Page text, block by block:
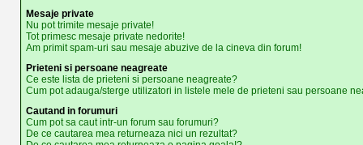
Mesaje private
Nu pot trimite mesaje private!
Tot primesc mesaje private nedorite!
Am primit spam-uri sau mesaje abuzive de la cineva din forum!
Prieteni si persoane neagreate
Ce este lista de prieteni si persoane neagreate?
Cum pot adauga/sterge utilizatori in listele mele de prieteni sau persoane
Cautand in forumuri
Cum pot sa caut intr-un forum sau forumuri?
De ce cautarea mea returneaza nici un rezultat?